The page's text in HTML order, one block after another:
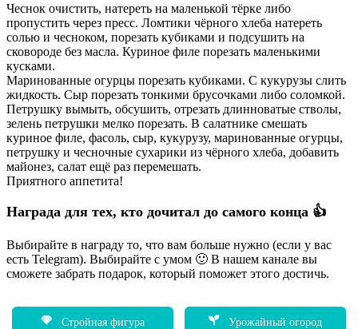
Чеснок очистить, натереть на маленькой тёрке либо
пропустить через пресс. Ломтики чёрного хлеба натереть
солью и чесноком, порезать кубиками и подсушить на
сковороде без масла. Куриное филе порезать маленькими
кусками.
Маринованные огурцы порезать кубиками. С кукурузы слить
жидкость. Сыр порезать тонкими брусочками либо соломкой.
Петрушку вымыть, обсушить, отрезать длинноватые стволы,
зелень петрушки мелко порезать. В салатнике смешать
куриное филе, фасоль, сыр, кукурузу, маринованные огурцы,
петрушку и чесночные сухарики из чёрного хлеба, добавить
майонез, салат ещё раз перемешать.
Приятного аппетита!
Награда для тех, кто дочитал до самого конца 👍
Выбирайте в награду то, что вам больше нужно (если у вас
есть Telegram). Выбирайте с умом 🙂 В нашем канале вы
сможете забрать подарок, который поможет этого достичь.
Стройная фигура Урожайный огород